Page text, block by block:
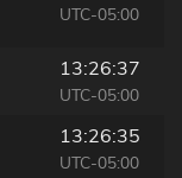
UTC-05:00
13:26:37
UTC-05:00
13:26:35
UTC-05:00